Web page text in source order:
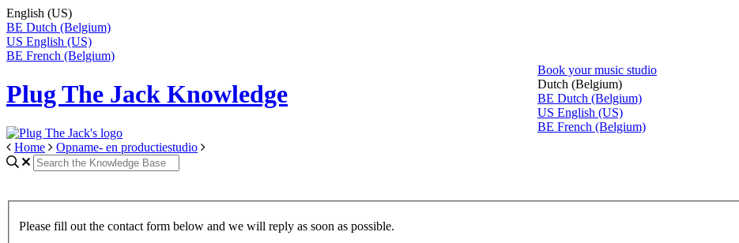
English (US)
BE Dutch (Belgium)
US English (US)
BE French (Belgium)
Plug The Jack Knowledge
Book your music studio
Dutch (Belgium)
BE Dutch (Belgium)
US English (US)
BE French (Belgium)
Home
Opname- en productiestudio
Please fill out the contact form below and we will reply as soon as possible.